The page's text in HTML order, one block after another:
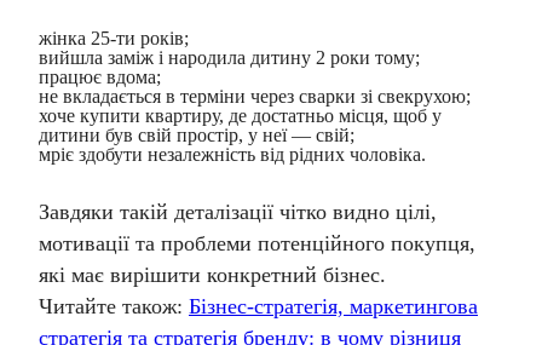
жінка 25-ти років;
вийшла заміж і народила дитину 2 роки тому;
працює вдома;
не вкладається в терміни через сварки зі свекрухою;
хоче купити квартиру, де достатньо місця, щоб у
дитини був свій простір, у неї — свій;
мріє здобути незалежність від рідних чоловіка.
Завдяки такій деталізації чітко видно цілі,
мотивації та проблеми потенційного покупця,
які має вирішити конкретний бізнес.
Читайте також: Бізнес-стратегія, маркетингова
стратегія та стратегія бренду: в чому різниця